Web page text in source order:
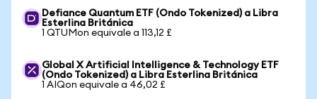
Defiance Quantum ETF (Ondo Tokenized) a Libra
Esterlina Británica
1 QTUMon equivale a 113,12 £
Global X Artificial Intelligence & Technology ETF
(Ondo Tokenized) a Libra Esterlina Británica
1 AIQon equivale a 46,02 £